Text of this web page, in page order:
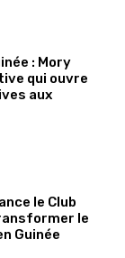
: Mory
qui ouvre
aux
le Club
le
Guinée